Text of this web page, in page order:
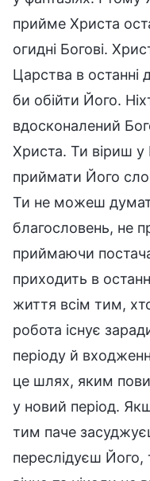
прийме Христа
огидні Богові.
Царства в останні
би обійти Його.
вдосконалений
Христа. Ти віриш у
приймати Його
Ти не можеш
благословень, не
приймаючи
приходить в
життя всім тим,
робота існує
періоду й
це шлях, яким
у новий період.
тим паче
переслідуєш Його,